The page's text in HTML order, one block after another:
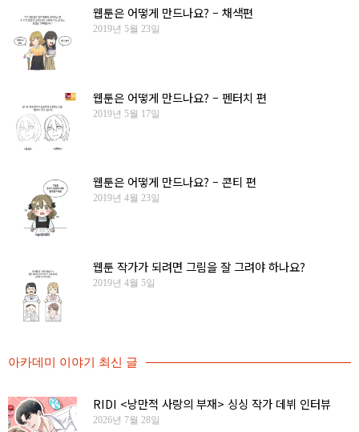
웹툰은 어떻게 만드나요? – 채색편
2019년 5월 23일
웹툰은 어떻게 만드나요? – 펜터치 편
2019년 5월 17일
웹툰은 어떻게 만드나요? – 콘티 편
2019년 4월 23일
웹툰 작가가 되려면 그림을 잘 그려야 하나요?
2019년 4월 5일
아카데미 이야기 최신 글
RIDI <낭만적 사랑의 부재> 싱싱 작가 데뷔 인터뷰
2026년 7월 28일